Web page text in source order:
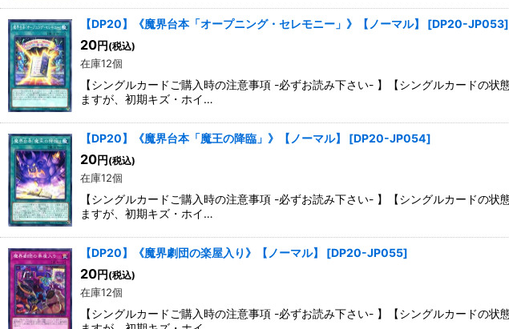
【DP20】《魔界台本「オープニング・セレモニー」》【ノーマル】 [DP20-JP053]
20円 (税込)
在庫12個
【シングルカードご購入時の注意事項 -必ずお読み下さい- 】【シングルカードの
ますが、初期キズ・ホイ…
【DP20】《魔界台本「魔王の降臨」》【ノーマル】 [DP20-JP054]
20円 (税込)
在庫12個
【シングルカードご購入時の注意事項 -必ずお読み下さい- 】【シングルカードの
ますが、初期キズ・ホイ…
【DP20】《魔界劇団の楽屋入り》【ノーマル】 [DP20-JP055]
20円 (税込)
在庫12個
【シングルカードご購入時の注意事項 -必ずお読み下さい- 】【シングルカードの